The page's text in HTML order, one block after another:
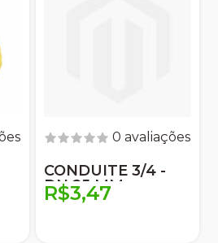
0 avaliações
CONDUITE 3/4 -
DN 25 MM
AMANCO
R$3,47